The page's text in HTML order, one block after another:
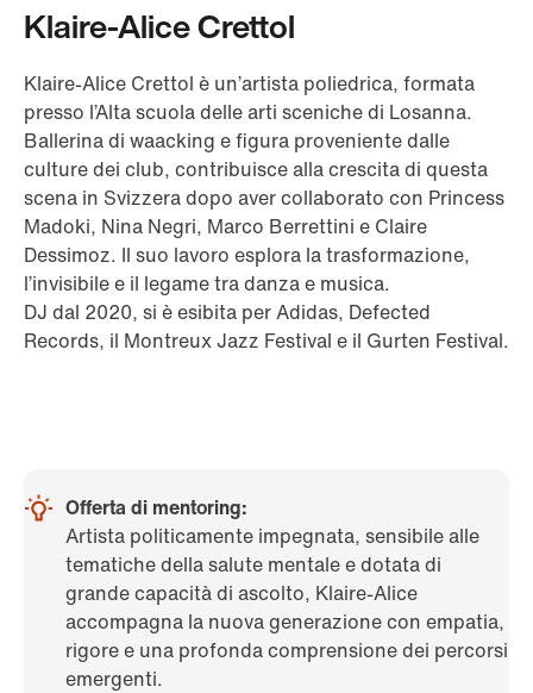
Klaire-Alice Crettol
Klaire-Alice Crettol è un’artista poliedrica, formata
presso l’Alta scuola delle arti sceniche di Losanna.
Ballerina di waacking e figura proveniente dalle
culture dei club, contribuisce alla crescita di questa
scena in Svizzera dopo aver collaborato con Princess
Madoki, Nina Negri, Marco Berrettini e Claire
Dessimoz. Il suo lavoro esplora la trasformazione,
l’invisibile e il legame tra danza e musica.
DJ dal 2020, si è esibita per Adidas, Defected
Records, il Montreux Jazz Festival e il Gurten Festival.
Offerta di mentoring:
Artista politicamente impegnata, sensibile alle
tematiche della salute mentale e dotata di
grande capacità di ascolto, Klaire-Alice
accompagna la nuova generazione con empatia,
rigore e una profonda comprensione dei percorsi
emergenti.